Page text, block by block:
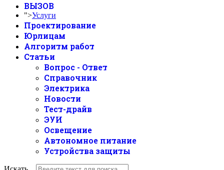
ВЫЗОВ
">Услуги
Проектирование
Юрлицам
Алгоритм работ
Статьи
Вопрос - Ответ
Справочник
Электрика
Новости
Тест-драйв
ЭУИ
Освещение
Автономное питание
Устройства защиты